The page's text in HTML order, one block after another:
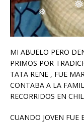
❅
❅
❅
❅
MI ABUELO PERO
PRIMOS POR
TATA RENE , FUE
CONTABA A LA
RECORRIDOS EN
CUANDO JOVEN FUE